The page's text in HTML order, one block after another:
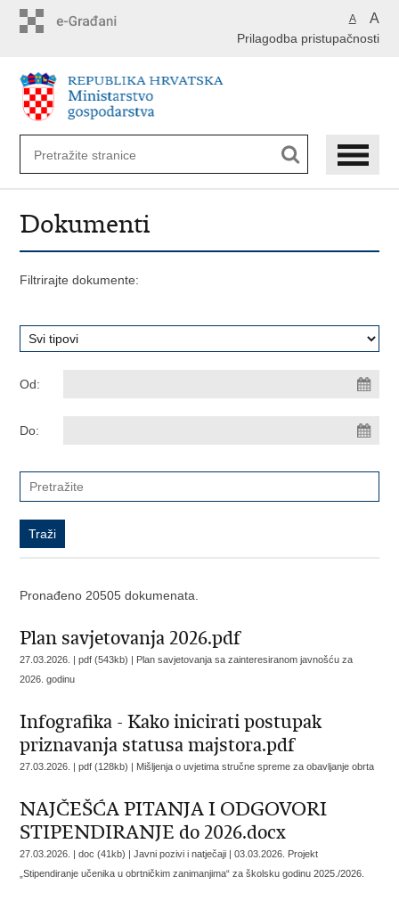
A A
Prilagodba pristupačnosti
Dokumenti
Filtrirajte dokumente:
Od:
Do:
Pronađeno 20505 dokumenata.
Plan savjetovanja 2026.pdf
27.03.2026. | pdf (543kb) | Plan savjetovanja sa zainteresiranom javnošću za
2026. godinu
Infografika - Kako inicirati postupak
priznavanja statusa majstora.pdf
27.03.2026. | pdf (128kb) | Mišljenja o uvjetima stručne spreme za obavljanje obrta
NAJČEŠĆA PITANJA I ODGOVORI
STIPENDIRANJE do 2026.docx
27.03.2026. | doc (41kb) | Javni pozivi i natječaji |03.03.2026. Projekt
„Stipendiranje učenika u obrtničkim zanimanjima“ za školsku godinu 2025./2026.